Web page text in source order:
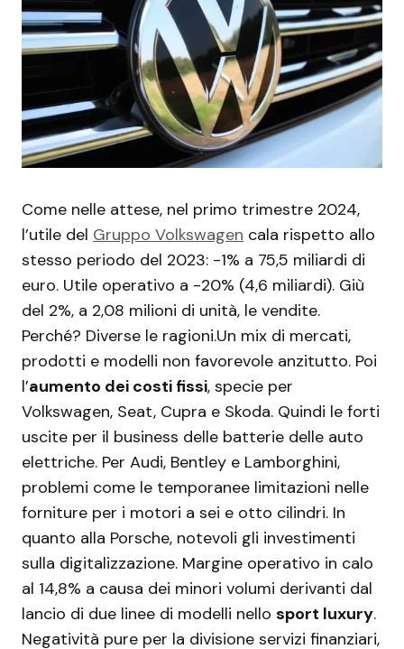
Come nelle attese, nel primo trimestre 2024,
l’utile del Gruppo Volkswagen cala rispetto allo
stesso periodo del 2023: -1% a 75,5 miliardi di
euro. Utile operativo a -20% (4,6 miliardi). Giù
del 2%, a 2,08 milioni di unità, le vendite.
Perché? Diverse le ragioni.Un mix di mercati,
prodotti e modelli non favorevole anzitutto. Poi
l’aumento dei costi fissi, specie per
Volkswagen, Seat, Cupra e Skoda. Quindi le forti
uscite per il business delle batterie delle auto
elettriche. Per Audi, Bentley e Lamborghini,
problemi come le temporanee limitazioni nelle
forniture per i motori a sei e otto cilindri. In
quanto alla Porsche, notevoli gli investimenti
sulla digitalizzazione. Margine operativo in calo
al 14,8% a causa dei minori volumi derivanti dal
lancio di due linee di modelli nello sport luxury.
Negatività pure per la divisione servizi finanziari,